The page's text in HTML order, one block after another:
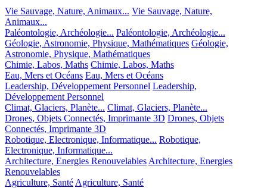
Vie Sauvage, Nature, Animaux... Vie Sauvage, Nature,
Animaux...
Paléontologie, Archéologie... Paléontologie, Archéologie...
Géologie, Astronomie, Physique, Mathématiques Géologie,
Astronomie, Physique, Mathématiques
Chimie, Labos, Maths Chimie, Labos, Maths
Eau, Mers et Océans Eau, Mers et Océans
Leadership, Développement Personnel Leadership,
Développement Personnel
Climat, Glaciers, Planète... Climat, Glaciers, Planète...
Drones, Objets Connectés, Imprimante 3D Drones, Objets
Connectés, Imprimante 3D
Robotique, Electronique, Informatique... Robotique,
Electronique, Informatique...
Architecture, Energies Renouvelables Architecture, Energies
Renouvelables
Agriculture, Santé Agriculture, Santé